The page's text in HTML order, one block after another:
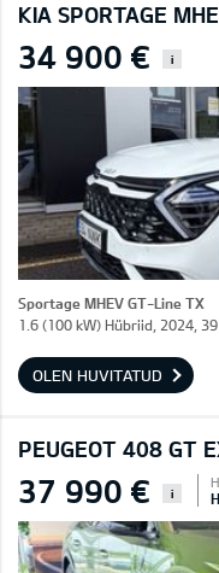
KIA SPORTAGE
34 900 € i
Sportage MHEV GT-Line TX
1.6 (100 kW) Hübriid, 2024,
OLEN HUVITATUD
PEUGEOT 408 GT
37 990 € i